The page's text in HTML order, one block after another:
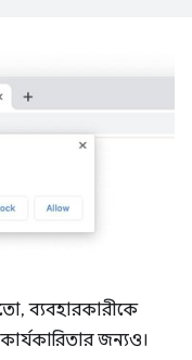
ব্যবহারকারীকে
জন্যও।